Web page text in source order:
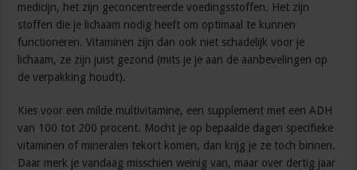
medicijn, het zijn geconcentreerde voedingsstoffen. Het zijn
stoffen die je lichaam nodig heeft om optimaal te kunnen
functioneren. Vitaminen zijn dan ook niet schadelijk voor je
lichaam, ze zijn juist gezond (mits je je aan de aanbevelingen op
de verpakking houdt).
Kies voor een milde multivitamine, een supplement met een ADH
van 100 tot 200 procent. Mocht je op bepaalde dagen specifieke
vitaminen of mineralen tekort komen, dan krijg je ze toch binnen.
Daar merk je vandaag misschien weinig van, maar over dertig jaar